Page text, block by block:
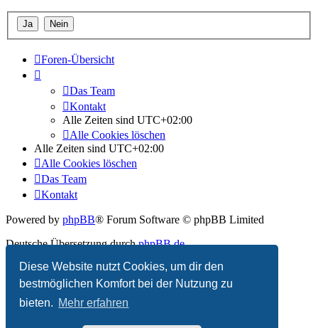
Diese Website nutzt Cookies, um dir den
bestmöglichen Komfort bei der Nutzung zu
bieten. Mehr erfahren
Foren-Übersicht
Das Team
Kontakt
Alle Zeiten sind UTC+02:00
Alle Cookies löschen
Alle Zeiten sind UTC+02:00
Alle Cookies löschen
Das Team
Kontakt
Powered by phpBB® Forum Software © phpBB Limited
Deutsche Übersetzung durchphpBB.de
Datenschutz |Nutzungsbedingungen